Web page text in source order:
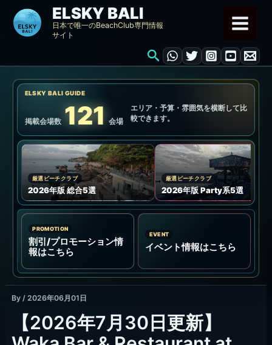
ELSKY BALI
日本で唯一のBeachClub専門情報
サイト
検
ELSKY BALI GUIDE
掲載会場数 121 会場
エリア・予算・雰囲気を横断して比
較できます。
厳選ビーチクラブ
2026年版 総合5選
厳選ビーチクラブ
2026年版 Party系5選
PROMOTION
割引/プロモーション情
報はこちら
EVENT
イベント情報はこちら
By / 2026年06月01日
【2026年7月30日更新】